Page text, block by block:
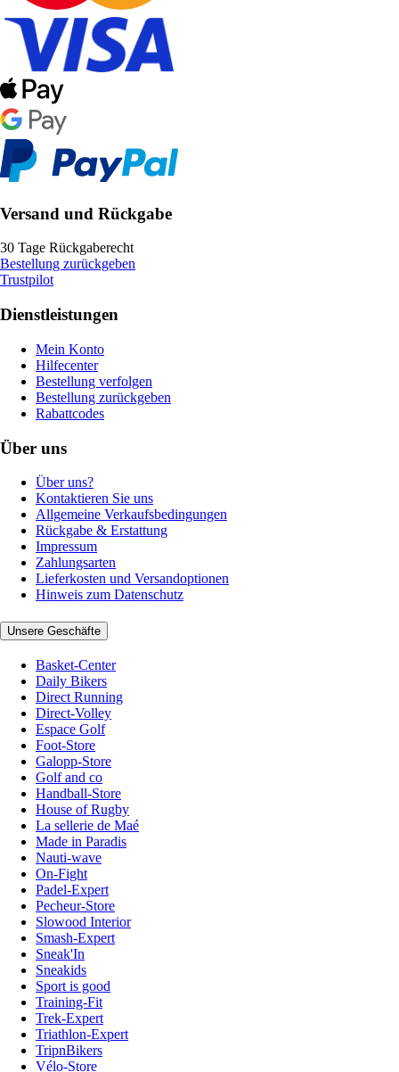
Versand und Rückgabe
30 Tage Rückgaberecht
Bestellung zurückgeben
Trustpilot
Dienstleistungen
Mein Konto
Hilfecenter
Bestellung verfolgen
Bestellung zurückgeben
Rabattcodes
Über uns
Über uns?
Kontaktieren Sie uns
Allgemeine Verkaufsbedingungen
Rückgabe & Erstattung
Impressum
Zahlungsarten
Lieferkosten und Versandoptionen
Hinweis zum Datenschutz
Unsere Geschäfte
Basket-Center
Daily Bikers
Direct Running
Direct-Volley
Espace Golf
Foot-Store
Galopp-Store
Golf and co
Handball-Store
House of Rugby
La sellerie de Maé
Made in Paradis
Nauti-wave
On-Fight
Padel-Expert
Pecheur-Store
Slowood Interior
Smash-Expert
Sneak'In
Sneakids
Sport is good
Training-Fit
Trek-Expert
Triathlon-Expert
TripnBikers
Vélo-Store